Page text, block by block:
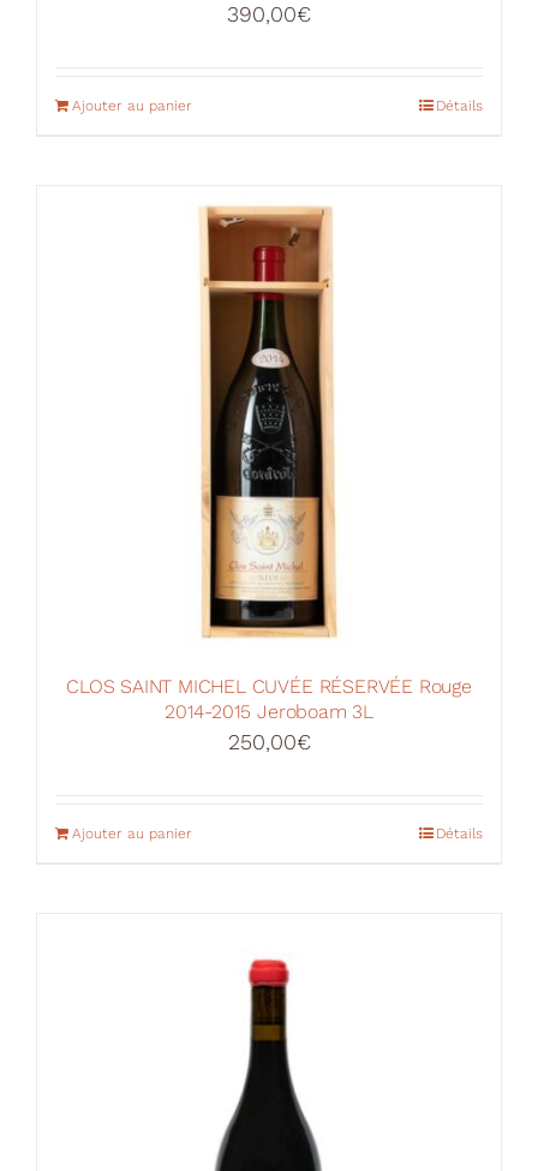
390,00€
Ajouter au panier Détails
CLOS SAINT MICHEL CUVÉE RÉSERVÉE Rouge
2014-2015 Jeroboam 3L
250,00€
Ajouter au panier Détails